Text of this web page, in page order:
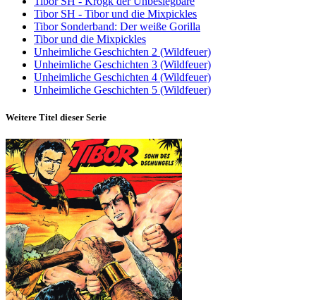
Tibor SH - Tibor und die Mixpickles
Tibor Sonderband: Der weiße Gorilla
Tibor und die Mixpickles
Unheimliche Geschichten 2 (Wildfeuer)
Unheimliche Geschichten 3 (Wildfeuer)
Unheimliche Geschichten 4 (Wildfeuer)
Unheimliche Geschichten 5 (Wildfeuer)
Weitere Titel dieser Serie